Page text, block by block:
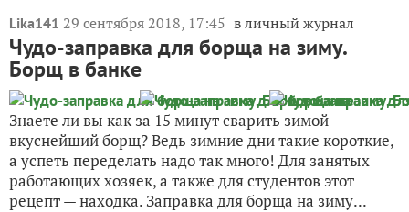
Lika141 29 сентября 2018, 17:45 в личный журнал
Чудо-заправка для борща на зиму.
Борщ в банке
Знаете ли вы как за 15 минут сварить зимой
вкуснейший борщ? Ведь зимние дни такие короткие,
а успеть переделать надо так много! Для занятых
работающих хозяек, а также для студентов этот
рецепт — находка. Заправка для борща на зиму...